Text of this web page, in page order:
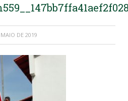
DE 2019